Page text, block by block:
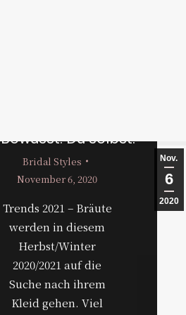
Nov.
6
2020
Bewusst. Du selbst.
Bridal Styles
November 6, 2020
Trends 2021 – Bräute
werden in diesem
Herbst/Winter
2020/2021 auf die
Suche nach ihrem
Kleid gehen. Viel